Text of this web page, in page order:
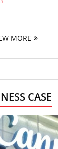
MORE
CASE